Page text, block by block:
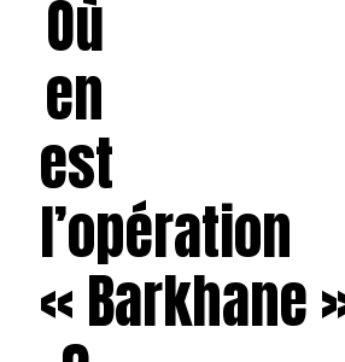
Où
en
est
l’opération
« Barkhane